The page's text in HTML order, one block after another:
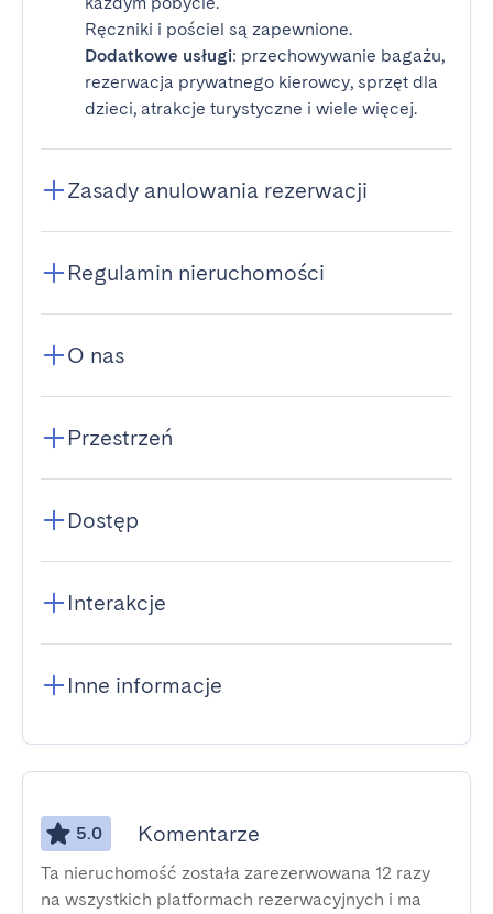
Ręczniki i pościel są zapewnione.
Dodatkowe usługi: przechowywanie bagażu,
rezerwacja prywatnego kierowcy, sprzęt dla
dzieci, atrakcje turystyczne i wiele więcej.
Zasady anulowania rezerwacji
Regulamin nieruchomości
O nas
Przestrzeń
Dostęp
Interakcje
Inne informacje
5.0 Komentarze
Ta nieruchomość została zarezerwowana 12 razy
na wszystkich platformach rezerwacyjnych i ma